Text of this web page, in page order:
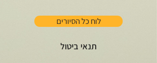
לוח כל הסיורים
תנאי ביטול